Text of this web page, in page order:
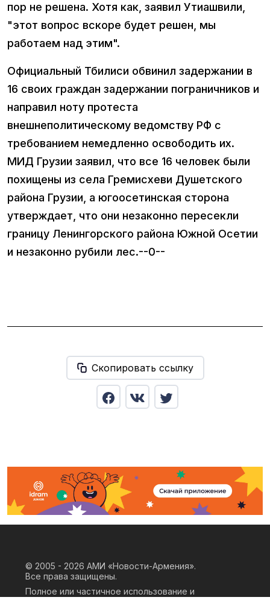
пор не решена. Хотя как, заявил Утиашвили,
"этот вопрос вскоре будет решен, мы
работаем над этим".
Официальный Тбилиси обвинил задержании в
16 своих граждан задержании пограничников и
направил ноту протеста
внешнеполитическому ведомству РФ с
требованием немедленно освободить их.
МИД Грузии заявил, что все 16 человек были
похищены из села Гремисхеви Душетского
района Грузии, а югоосетинская сторона
утверждает, что они незаконно пересекли
границу Ленингорского района Южной Осетии
и незаконно рубили лес.--0--
Скопировать ссылку
© 2005 - 2026 АМИ «Новости-Армения».
Все права защищены.
Полное или частичное использование и